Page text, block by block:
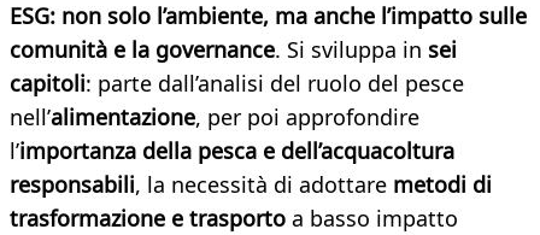
ESG: non solo l’ambiente, ma anche l’impatto sulle
comunità e la governance. Si sviluppa in sei
capitoli: parte dall’analisi del ruolo del pesce
nell’alimentazione, per poi approfondire
l’importanza della pesca e dell’acquacoltura
responsabili, la necessità di adottare metodi di
trasformazione e trasporto a basso impatto